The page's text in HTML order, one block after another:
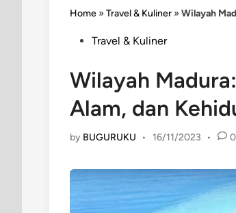
Home »Travel & Kuliner »Wilayah
PostedTravel & Kuliner
Wilayah
Alam, dan
by BUGURUKU • 16/11/2023 • 0